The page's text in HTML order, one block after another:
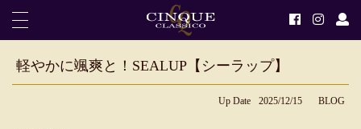
軽やかに颯爽と！SEALUP【シーラップ】
Up Date 2025/12/15 BLOG